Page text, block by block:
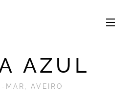
AZUL
MAR, AVEIRO